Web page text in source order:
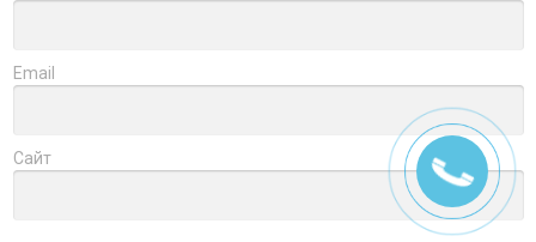
Email
Сайт